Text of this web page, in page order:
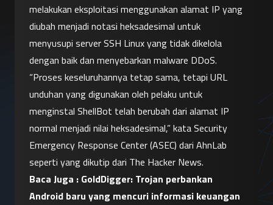
melakukan eksploitasi menggunakan alamat IP yang
diubah menjadi notasi heksadesimal untuk
menyusupi server SSH Linux yang tidak dikelola
dengan baik dan menyebarkan malware DDoS.
“Proses keseluruhannya tetap sama, tetapi URL
unduhan yang digunakan oleh pelaku untuk
menginstal ShellBot telah berubah dari alamat IP
normal menjadi nilai heksadesimal,” kata Security
Emergency Response Center (ASEC) dari AhnLab
seperti yang dikutip dari The Hacker News.
Baca Juga : GoldDigger: Trojan perbankan
Android baru yang mencuri informasi keuangan